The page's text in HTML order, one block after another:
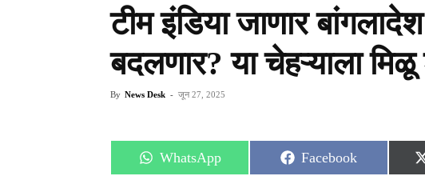
टीम इंडिया जाणार
बदलणार? या चेहऱ्याला
By News Desk - जून 27, 2025
Share
on
WhatsApp
Share
on
Facebook